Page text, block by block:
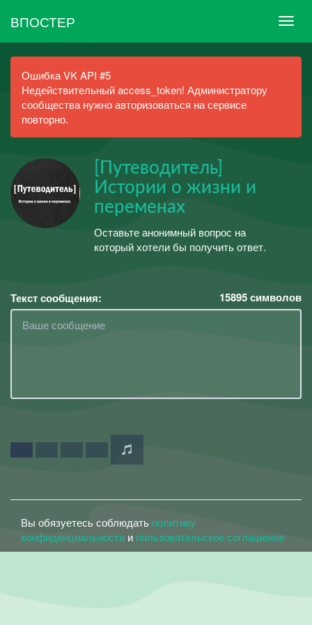
ВПОСТЕР
Ошибка VK API #5
Недействительный access_token! Администратору
сообщества нужно авторизоваться на сервисе
повторно.
[Путеводитель]
Истории о жизни и
переменах
Оставьте анонимный вопрос на
который хотели бы получить ответ.
Текст сообщения: 15895символов
Вы обязуетесь соблюдать политику
конфиденциальности и пользовательское соглашение